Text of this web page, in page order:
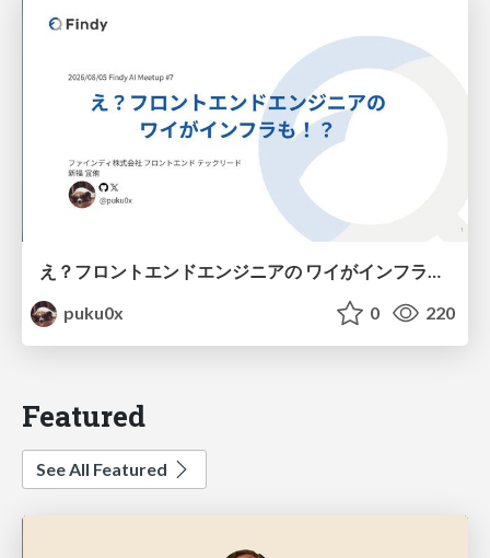
え？フロントエンドエンジニアの ワイがインフラも！？
puku0x
0 220
Featured
See All Featured